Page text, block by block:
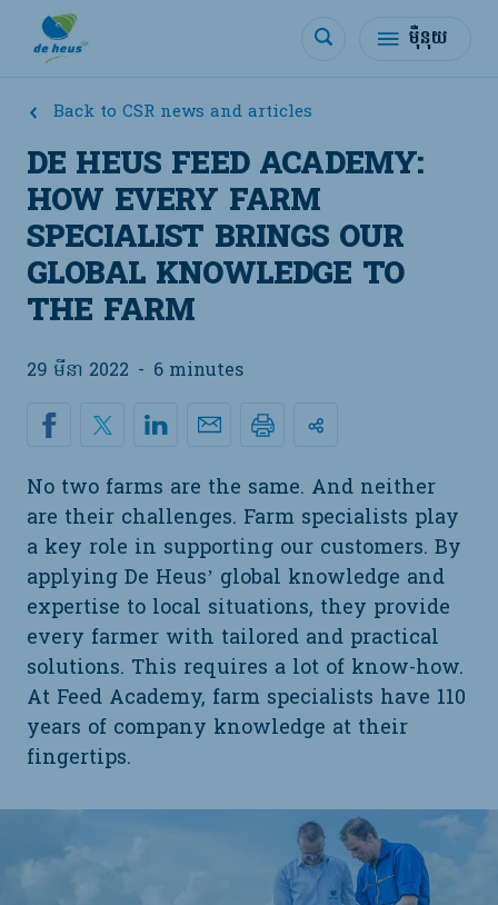
ម៉ឺនុយ
Back to CSR news and articles
DE HEUS FEED ACADEMY:
HOW EVERY FARM
SPECIALIST BRINGS OUR
GLOBAL KNOWLEDGE TO
THE FARM
29 មីនា 2022 - 6 minutes
No two farms are the same. And neither
are their challenges. Farm specialists play
a key role in supporting our customers. By
applying De Heus’ global knowledge and
expertise to local situations, they provide
every farmer with tailored and practical
solutions. This requires a lot of know-how.
At Feed Academy, farm specialists have 110
years of company knowledge at their
fingertips.